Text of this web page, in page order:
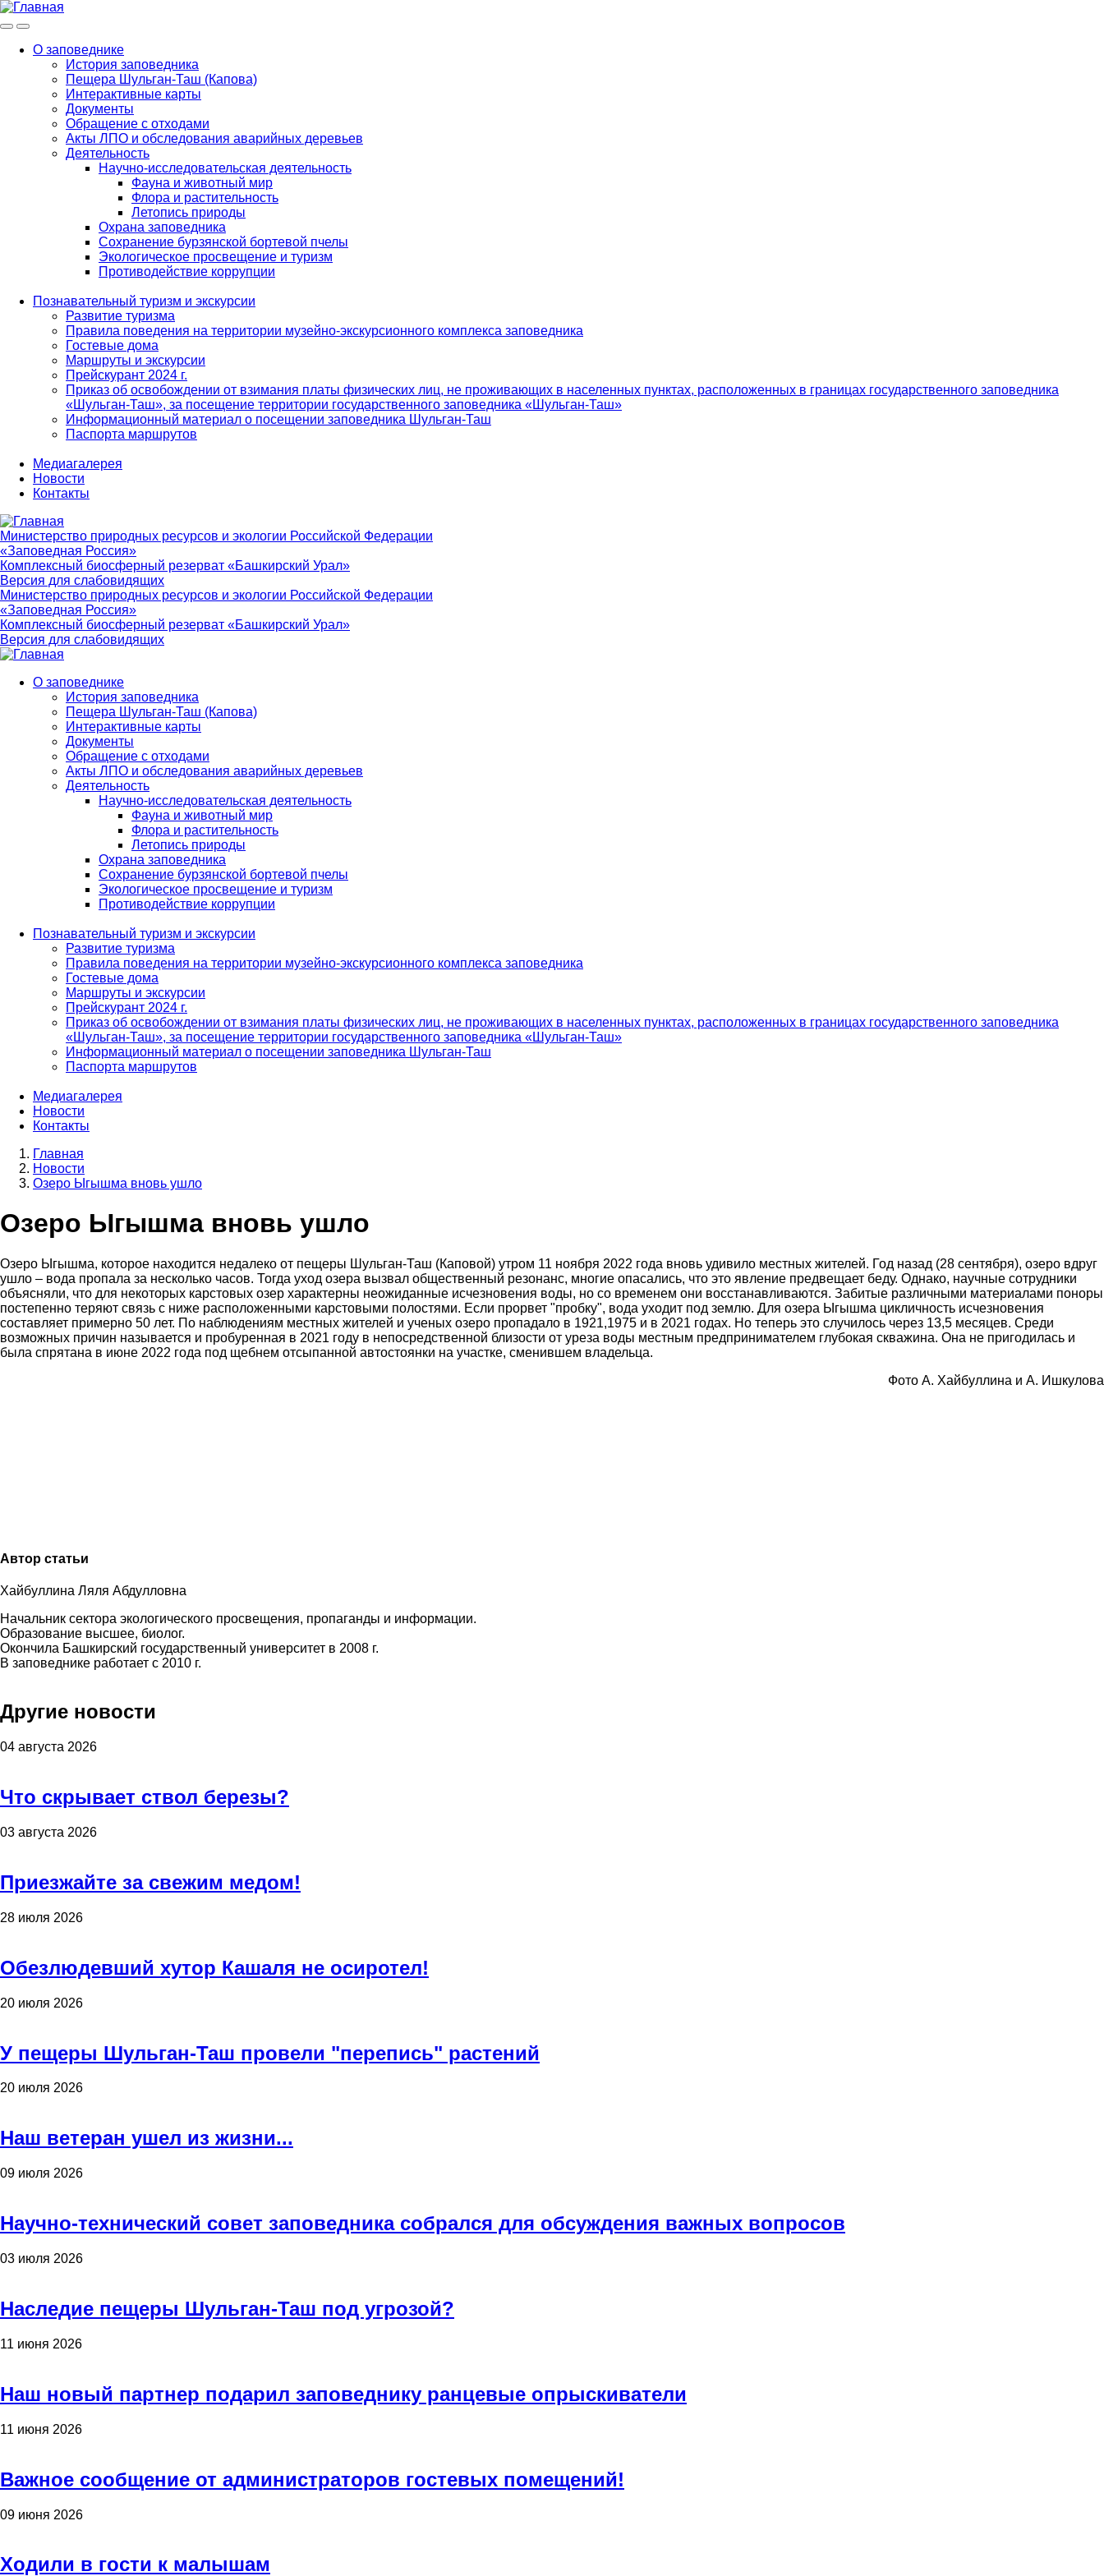
МенюИнфо
navigation
О заповеднике
История заповедника
Пещера Шульган-Таш (Капова)
Интерактивные карты
Документы
Обращение с отходами
Акты ЛПО и обследования аварийных деревьев
Деятельность
Научно-исследовательская деятельность
Фауна и животный мир
Флора и растительность
Летопись природы
Охрана заповедника
Сохранение бурзянской бортевой пчелы
Экологическое просвещение и туризм
Противодействие коррупции
Познавательный туризм и экскурсии
Развитие туризма
Правила поведения на территории музейно-экскурсионного комплекса заповедника
Гостевые дома
Маршруты и экскурсии
Прейскурант 2024 г.
Приказ об освобождении от взимания платы физических лиц, не проживающих в населенных пунктах, расположенных в границах государственного заповедника
«Шульган-Таш», за посещение территории государственного заповедника «Шульган-Таш»
Информационный материал о посещении заповедника Шульган-Таш
Паспорта маршрутов
Медиагалерея
Новости
Контакты
Министерство природных ресурсов и экологии Российской Федерации
«Заповедная Россия»
Комплексный биосферный резерват «Башкирский Урал»
Версия для слабовидящих
Министерство природных ресурсов и экологии Российской Федерации
«Заповедная Россия»
Комплексный биосферный резерват «Башкирский Урал»
Версия для слабовидящих
navigation
О заповеднике
История заповедника
Пещера Шульган-Таш (Капова)
Интерактивные карты
Документы
Обращение с отходами
Акты ЛПО и обследования аварийных деревьев
Деятельность
Научно-исследовательская деятельность
Фауна и животный мир
Флора и растительность
Летопись природы
Охрана заповедника
Сохранение бурзянской бортевой пчелы
Экологическое просвещение и туризм
Противодействие коррупции
Познавательный туризм и экскурсии
Развитие туризма
Правила поведения на территории музейно-экскурсионного комплекса заповедника
Гостевые дома
Маршруты и экскурсии
Прейскурант 2024 г.
Приказ об освобождении от взимания платы физических лиц, не проживающих в населенных пунктах, расположенных в границах государственного заповедника
«Шульган-Таш», за посещение территории государственного заповедника «Шульган-Таш»
Информационный материал о посещении заповедника Шульган-Таш
Паспорта маршрутов
Медиагалерея
Новости
Контакты
Строка
навигации
Главная
Новости
Озеро Ыгышма вновь ушло
Озеро Ыгышма вновь ушло
Озеро Ыгышма, которое находится недалеко от пещеры Шульган-Таш (Каповой) утром 11 ноября 2022 года вновь удивило местных жителей. Год назад (28 сентября), озеро вдруг
ушло – вода пропала за несколько часов. Тогда уход озера вызвал общественный резонанс, многие опасались, что это явление предвещает беду. Однако, научные сотрудники
объясняли, что для некоторых карстовых озер характерны неожиданные исчезновения воды, но со временем они восстанавливаются. Забитые различными материалами поноры
постепенно теряют связь с ниже расположенными карстовыми полостями. Если прорвет "пробку", вода уходит под землю. Для озера Ыгышма цикличность исчезновения
составляет примерно 50 лет. По наблюдениям местных жителей и ученых озеро пропадало в 1921,1975 и в 2021 годах. Но теперь это случилось через 13,5 месяцев. Среди
возможных причин называется и пробуренная в 2021 году в непосредственной близости от уреза воды местным предпринимателем глубокая скважина. Она не пригодилась и
была спрятана в июне 2022 года под щебнем отсыпанной автостоянки на участке, сменившем владельца.
Фото А. Хайбуллина и А. Ишкулова
Автор статьи
Хайбуллина Ляля Абдулловна
Начальник сектора экологического просвещения, пропаганды и информации.
Образование высшее, биолог.
Окончила Башкирский государственный университет в 2008 г.
В заповеднике работает с 2010 г.
Другие новости
04 августа 2026
Что скрывает ствол березы?
03 августа 2026
Приезжайте за свежим медом!
28 июля 2026
Обезлюдевший хутор Кашаля не осиротел!
20 июля 2026
У пещеры Шульган-Таш провели "перепись" растений
20 июля 2026
Наш ветеран ушел из жизни...
09 июля 2026
Научно-технический совет заповедника собрался для обсуждения важных вопросов
03 июля 2026
Наследие пещеры Шульган-Таш под угрозой?
11 июня 2026
Наш новый партнер подарил заповеднику ранцевые опрыскиватели
11 июня 2026
Важное сообщение от администраторов гостевых помещений!
09 июня 2026
Ходили в гости к малышам